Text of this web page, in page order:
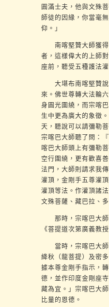
圓滿士夫，他與文殊
師徒的因緣，你當毫
仰。」
南喀堅贊大師獲得
者，這樣偉大的上師
座前，聽受五種護法
大堪布南喀堅贊說
來。佛世尊轉大法輪
身圓光圍繞，而宗喀
生中更為廣大的象徵
天，聽說可以請彌勒
宗喀巴大師聽了問：
喀巴大師頭上有彌勒
空行圍繞，更有歡喜
法門，大師則請求我
灌頂，金剛手五尊灌
灌頂等法。作灌頂諸
文殊菩薩、藏巴拉、
那時，宗喀巴大師
《菩提道次第廣義教
當時，宗喀巴大師
絳秋（龍菩提）及密
據本尊金剛手指示，
德，並作印度金剛座
藏為宜。」宗喀巴大
比量的恩德。